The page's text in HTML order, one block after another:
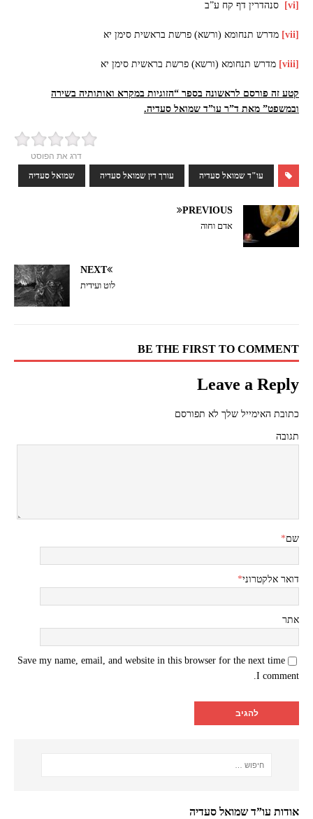
[vi] סנהדרין דף קח ע”ב
[vii] מדרש תנחומא (ורשא) פרשת בראשית סימן יא
[viii] מדרש תנחומא (ורשא) פרשת בראשית סימן יא
קטע זה פורסם לראשונה בספר “הזוגיות במקרא ואותותיה בשירה
ובמשפט” מאת ד”ר עו”ד שמואל סעדיה.
דרג את הפוסט
עו"ד שמואל סעדיה
עורך דין שמואל סעדיה שמואל סעדיה
PREVIOUS
אדם וחוה
NEXT
לוט ועידית
BE THE FIRST TO COMMENT
Leave a Reply
כתובת האימייל שלך לא תפורסם
תגובה
שם*
דואר אלקטרוני*
אתר
Save my name, email, and website in this browser for the next time
I comment.
אודות עו”ד שמואל סעדיה